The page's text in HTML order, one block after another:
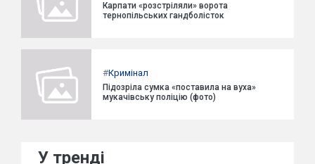
Карпати «розстріляли» ворота
тернопільських гандболісток
#Кримінал
Підозріла сумка «поставила на вуха»
мукачівську поліцію (фото)
У тренді